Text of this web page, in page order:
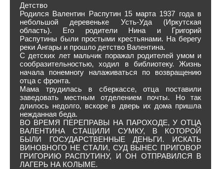
Детство
Родился Валентин Распутин 15 марта 1937 года в
небольшой деревеньке Усть-Уда (Иркутская
область). Его родители Нина и Григорий
Распутины были простыми крестьянами. На берегу
реки Ангары и прошло детство Валентина.
С детских лет мальчик поражал родителей умом и
сообразительностью, ходил в библиотеку. Жизнь
начала понемногу налаживаться по возвращению
отца с фронта.
Мама трудилась в сберкассе, отца поставили
заведовать местным отделением почты. Но так
длилось недолго, вскоре в дверь их дома пришла
нежданная беда.
ВО ВРЕМЯ ПЕРЕПРАВЫ НА ПАРОХОДЕ, У ОТЦА
ВАЛЕНТИНА СТАЩИЛИ СУМКУ, В КОТОРОЙ
БЫЛИ ГОСУДАРСТВЕННЫЕ ДЕНЬГИ. ИСКАТЬ
ВИНОВНОГО НЕ СТАЛИ, СУД ВЫНЕС ПРИГОВОР
ГРИГОРИЮ РАСПУТИНУ, И ОН ОТПРАВИЛСЯ В
ЛАГЕРЬ НА КОЛЫМЕ.